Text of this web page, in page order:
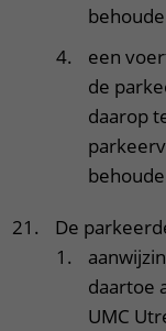
een
de
daarop
De
daartoe
UMC